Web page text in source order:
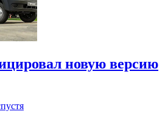
новую версию